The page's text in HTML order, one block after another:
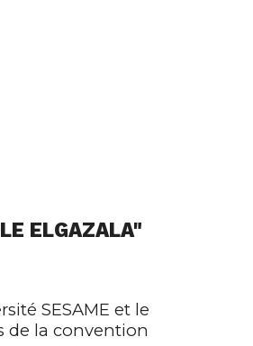
ELGAZALA"
SESAME et le
de la convention